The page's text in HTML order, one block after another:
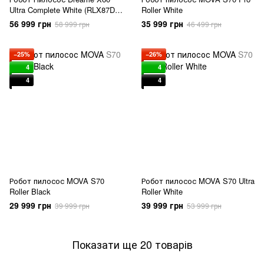
Ultra Complete White (RLX87DE-
wh)
56 999 грн 58 999 грн
Roller White
35 999 грн 46 499 грн
−25%
4
4
Робот пилосос MOVA S70
Roller Black
29 999 грн 39 999 грн
−26%
4
4
Робот пилосос MOVA S70 Ultra
Roller White
39 999 грн 53 999 грн
Показати ще 20 товарів